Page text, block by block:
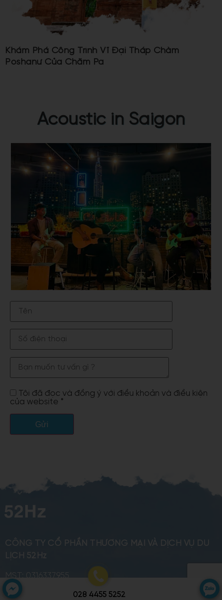
Khám Phá Công Trình Vĩ Đại Tháp Chàm
Poshanư Của Chăm Pa
Acoustic in Saigon
Tôi đã đọc và đồng ý với điều khoản và điều kiện
của website *
CÔNG TY CỔ PHẦN
THƯƠNG MẠI VÀ DỊCH VỤ DU
LỊCH 52Hz
MST: 0316337955
GPKD: 79-0183/2020/SDL-GPLHND
028 4455 5252